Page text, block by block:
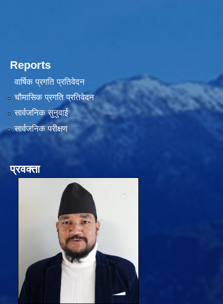
Reports
वार्षिक प्रगति प्रतिवेदन
चौमासिक प्रगति प्रतिवेदन
सार्वजनिक सुनुवाई
सार्वजनिक परीक्षण
प्रवक्ता